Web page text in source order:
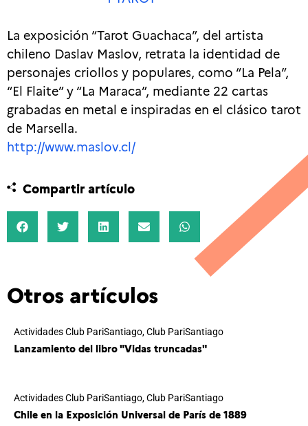
La exposición “Tarot Guachaca”, del artista
chileno Daslav Maslov, retrata la identidad de
personajes criollos y populares, como “La Pela”,
“El Flaite” y “La Maraca”, mediante 22 cartas
grabadas en metal e inspiradas en el clásico tarot
de Marsella.
http://www.maslov.cl/
Compartir artículo
Otros artículos
Actividades Club PariSantiago,Club PariSantiago
Lanzamiento del libro "Vidas truncadas"
Actividades Club PariSantiago,Club PariSantiago
Chile en la Exposición Universal de París de 1889